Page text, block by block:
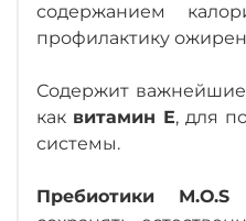
содержанием
профилактику
Содержит важнейшие
как витамин Е, для
системы.
Пребиотики